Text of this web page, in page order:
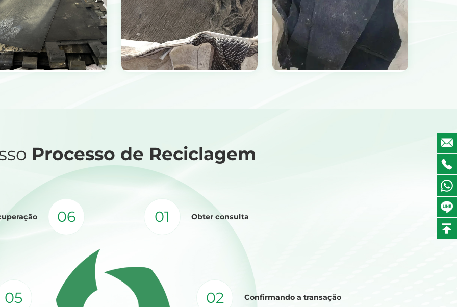
Ver produtos
o preço da reciclagem
Ver produtos
Obtenha o preço da reciclagem
Ver produtos
Obtenha o preço da reciclagem
Processo de Reciclagem
01 Obter consulta
02 Confirmando a transação
05
06